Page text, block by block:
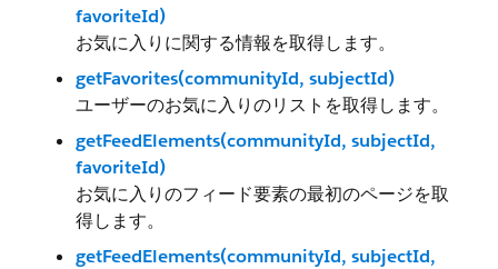
favoriteId)
お気に入りに関する情報を取得します。
getFavorites(communityId, subjectId)
ユーザーのお気に入りのリストを取得します。
getFeedElements(communityId, subjectId,
favoriteId)
お気に入りのフィード要素の最初のページを取
得します。
getFeedElements(communityId, subjectId,